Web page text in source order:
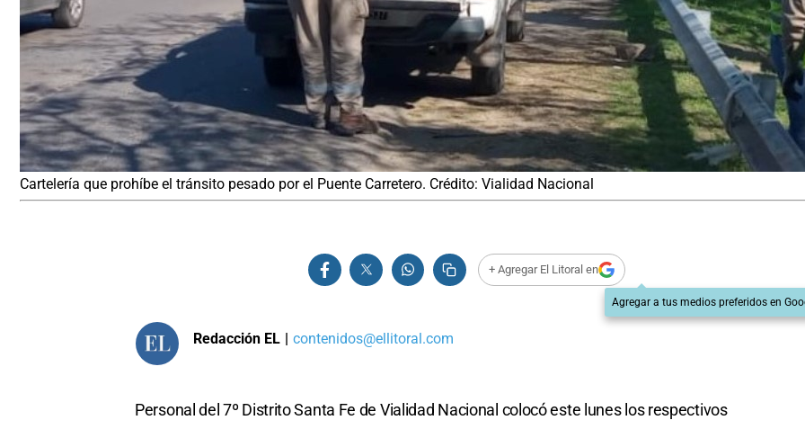
Cartelería que prohíbe el tránsito pesado por el Puente Carretero. Crédito: Vialidad Nacional
+ Agregar El Litoral en
Agregar a tus medios preferidos en
Redacción EL | contenidos@ellitoral.com
Personal del 7º Distrito Santa Fe de Vialidad Nacional colocó este lunes los respectivos